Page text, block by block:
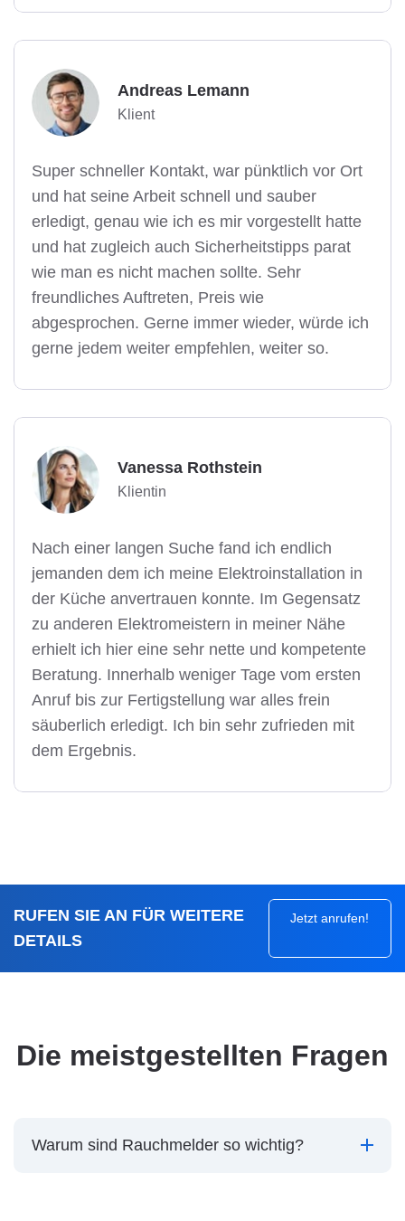
Andreas Lemann
Klient
Super schneller Kontakt, war pünktlich vor Ort
und hat seine Arbeit schnell und sauber
erledigt, genau wie ich es mir vorgestellt hatte
und hat zugleich auch Sicherheitstipps parat
wie man es nicht machen sollte. Sehr
freundliches Auftreten, Preis wie
abgesprochen. Gerne immer wieder, würde ich
gerne jedem weiter empfehlen, weiter so.
Vanessa Rothstein
Klientin
Nach einer langen Suche fand ich endlich
jemanden dem ich meine Elektroinstallation in
der Küche anvertrauen konnte. Im Gegensatz
zu anderen Elektromeistern in meiner Nähe
erhielt ich hier eine sehr nette und kompetente
Beratung. Innerhalb weniger Tage vom ersten
Anruf bis zur Fertigstellung war alles frein
säuberlich erledigt. Ich bin sehr zufrieden mit
dem Ergebnis.
RUFEN SIE AN FÜR WEITERE
DETAILS
Jetzt anrufen!
Die meistgestellten Fragen
Warum sind Rauchmelder so wichtig?